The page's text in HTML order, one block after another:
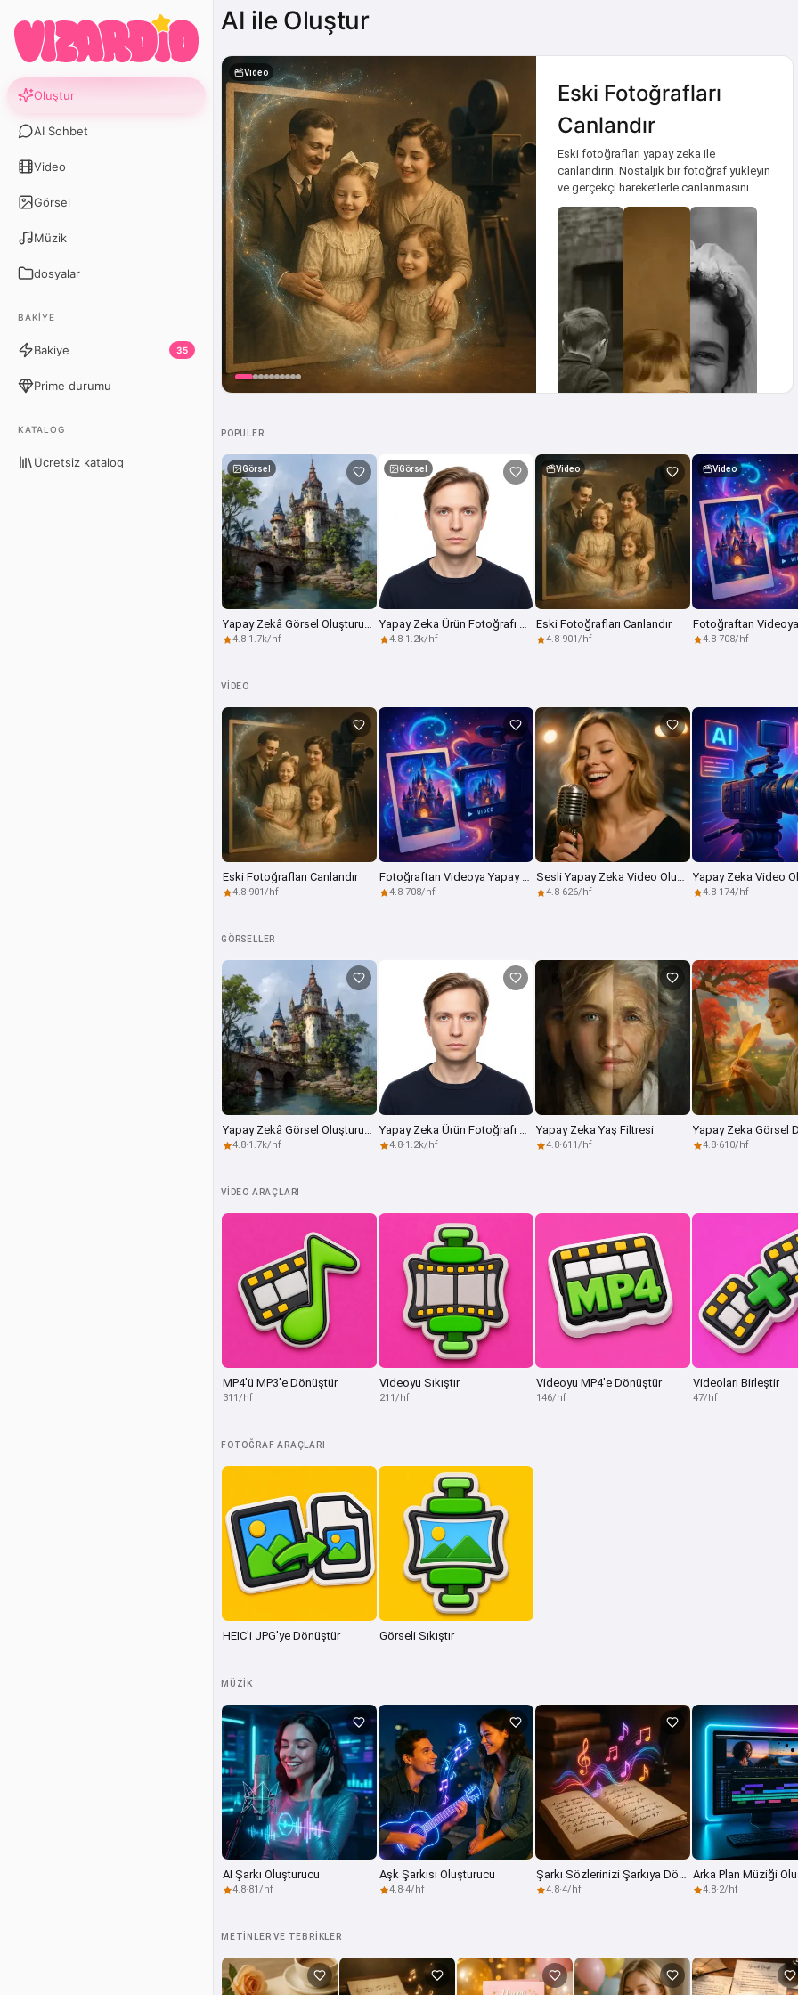
Oluştur
AI Sohbet
Video
Görsel
Müzik
dosyalar
BAKIYE
Bakiye 35
Prime durumu
KATALOG
Ücretsiz katalog
AI ile Oluştur
Video
Eski Fotoğrafları
Canlandır
Eski fotoğrafları yapay zeka ile
canlandırın. Nostaljik bir fotoğraf yükleyin
ve gerçekçi hareketlerle canlanmasını
izleyin.
POPÜLER
Görsel
Yapay Zekâ Görsel Oluşturucu
4.8·1.7k/hf
Görsel
Yapay Zeka Ürün Fotoğrafı Oluşturucu
4.8·1.2k/hf
Video
Eski Fotoğrafları Canlandır
4.8·901/hf
Video
4.8·708/hf
VIDEO
Eski Fotoğrafları Canlandır
4.8·901/hf
Fotoğraftan Videoya Yapay Zeka
4.8·708/hf
Sesli Yapay Zeka Video Oluşturucu
4.8·626/hf
Yapay Zeka Video
4.8·174/hf
GÖRSELLER
Yapay Zekâ Görsel Oluşturucu
4.8·1.7k/hf
Yapay Zeka Ürün Fotoğrafı Oluşturucu
4.8·1.2k/hf
Yapay Zeka Yaş Filtresi
4.8·611/hf 4.8·610/hf
VIDEO ARAÇLARI
MP4'ü MP3'e Dönüştür
311/hf
Videoyu Sıkıştır
211/hf
Videoyu MP4'e Dönüştür
146/hf
Videoları Birleştir
47/hf
FOTOĞRAF ARAÇLARI
HEIC'i JPG'ye Dönüştür Görseli Sıkıştır
MÜZIK
AI Şarkı Oluşturucu
4.8·81/hf
Aşk Şarkısı Oluşturucu
4.8·4/hf
Şarkı Sözlerinizi Şarkıya Dönüştürün
4.8·4/hf
Arka Plan Müziği
4.8·2/hf
METINLER VE TEBRIKLER
Merhaba 👋